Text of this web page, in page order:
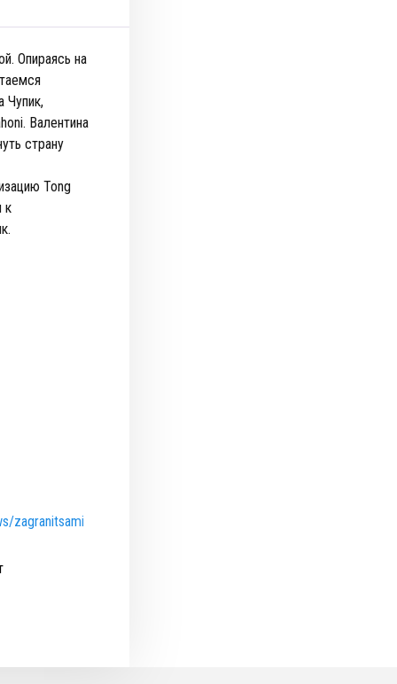
Опираясь на
Чупик,
Валентина
страну
Tong
к
zagranitsami